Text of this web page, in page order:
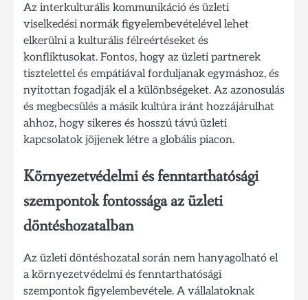
Az interkulturális kommunikáció és üzleti
viselkedési normák figyelembevételével lehet
elkerülni a kulturális félreértéseket és
konfliktusokat. Fontos, hogy az üzleti partnerek
tisztelettel és empátiával forduljanak egymáshoz, és
nyitottan fogadják el a különbségeket. Az azonosulás
és megbecsülés a másik kultúra iránt hozzájárulhat
ahhoz, hogy sikeres és hosszú távú üzleti
kapcsolatok jöjjenek létre a globális piacon.
Környezetvédelmi és fenntarthatósági
szempontok fontossága az üzleti
döntéshozatalban
Az üzleti döntéshozatal során nem hanyagolható el
a környezetvédelmi és fenntarthatósági
szempontok figyelembevétele. A vállalatoknak